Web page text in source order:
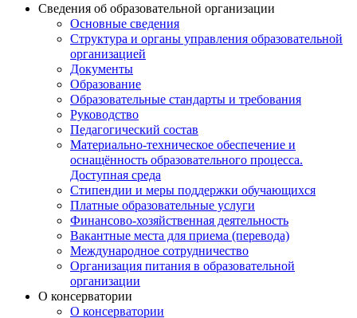
Сведения об образовательной организации
Основные сведения
Структура и органы управления образовательной
организацией
Документы
Образование
Образовательные стандарты и требования
Руководство
Педагогический состав
Материально-техническое обеспечение и
оснащённость образовательного процесса.
Доступная среда
Стипендии и меры поддержки обучающихся
Платные образовательные услуги
Финансово-хозяйственная деятельность
Вакантные места для приема (перевода)
Международное сотрудничество
Организация питания в образовательной
организации
О консерватории
О консерватории